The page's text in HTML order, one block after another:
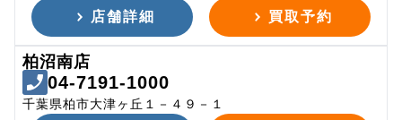
店舗詳細 買取予約
柏沼南店
04-7191-1000
千葉県柏市大津ヶ丘１－４９－１